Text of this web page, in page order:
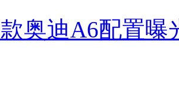
奥迪A6配置曝